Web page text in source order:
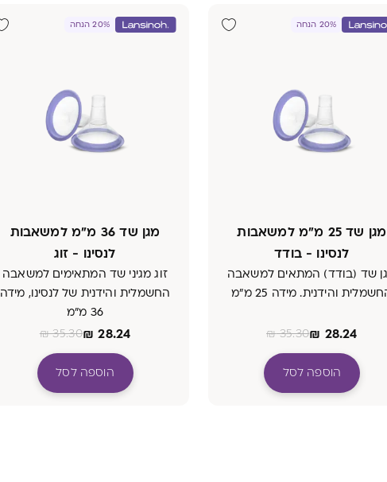
20% הנחה
מגן שד 25 מ״מ למשאבות
לנסינו - בודד
שד (בודד) המתאים למשאבה
והידנית. מידה 25 מ״מ
₪ 28.24
₪35.30
הוספה לסל
20% הנחה
מגן שד 36 מ״מ למשאבות
לנסינו - זוג
זוג מגיני שד המתאימים למשאבה
החשמלית והידנית של לנסינו, מידה
36 מ״מ
₪ 28.24
₪35.30
הוספה לסל